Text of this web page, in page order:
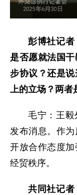
彭博社记
是否愿就法国
步协议？还是
上的立场？两者
毛宁：王
发布消息。作
开放合作态度
经贸秩序。
共同社记